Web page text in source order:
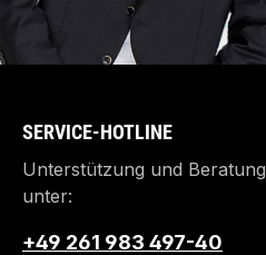
SERVICE-HOTLINE
Unterstützung und Beratung
unter:
+49 261 983 497-40